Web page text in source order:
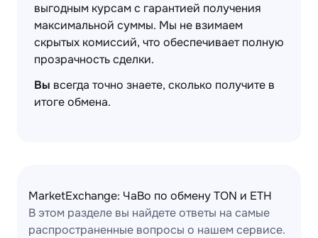
выгодным курсам с гарантией получения
максимальной суммы. Мы не взимаем
скрытых комиссий, что обеспечивает полную
прозрачность сделки.
Вы всегда точно знаете, сколько получите в
итоге обмена.
MarketExchange: ЧаВо по обмену TON и ETH
В этом разделе вы найдете ответы на самые
распространенные вопросы о нашем сервисе.